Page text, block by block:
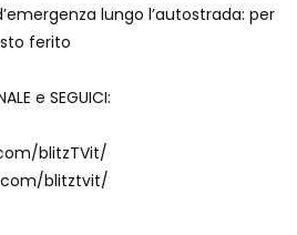
baci in 30 secondi
si scontrano in mare
lungo l’autostrada: per
ferito
e SEGUICI:
blitzTVit/
blitztvit/